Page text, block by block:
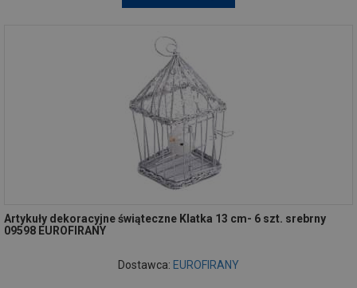
Artykuły dekoracyjne świąteczne Klatka 13 cm- 6 szt. srebrny
09598 EUROFIRANY
Dostawca: EUROFIRANY